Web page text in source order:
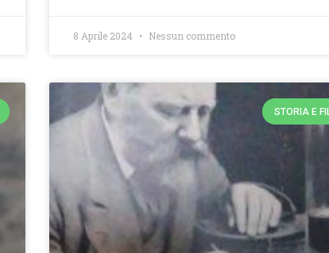
8 Aprile 2024 Nessun commento
STORIA E